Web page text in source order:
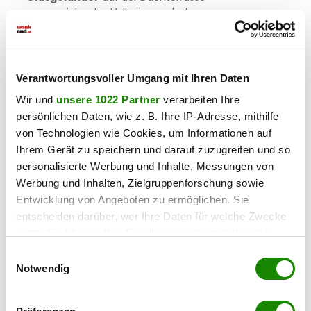
Verantwortungsvoller Umgang mit Ihren Daten
Wir und unsere 1022 Partner verarbeiten Ihre
persönlichen Daten, wie z. B. Ihre IP-Adresse, mithilfe
von Technologien wie Cookies, um Informationen auf
Ihrem Gerät zu speichern und darauf zuzugreifen und so
personalisierte Werbung und Inhalte, Messungen von
Werbung und Inhalten, Zielgruppenforschung sowie
Entwicklung von Angeboten zu ermöglichen. Sie
entscheiden darüber, wer Ihre Daten für welche Zwecke
Trigger Symbol ändern oder widerrufen
Notwendig
ausgezeichneter Vollwärmeschutz
In ca.150 Metern Entfernung (ca. 2 Gehminuten)
befindet sich dienächste Bushaltestelle, von dort
fährt dieBuslinie B in ca. 4 Minuten Fahrtzeit zum
Badner Bahnhof. Inwenigen Gehminutensind
außerdem die
Buslinien A und 320 , sowie die Badner
Bahn erreichbar.
- 700 Meter/ca. 9 Gehminuten: Badner Bahn
- 1000 Meter/ca. 14 Gehminuten: Bahnhof Baden
EINKAUFSMÖGLICHKEITEN
- 150 Meter/ca. 2 Gehminuten: AHS Campus Baden